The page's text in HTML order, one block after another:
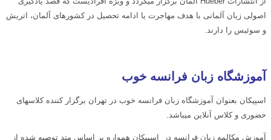
اصولی زبان آلمانی با هدف مهاجرت یا ادامه تحصیل در کشورهای آلمان، اتریش
و سوئیس را دارند.
آموزشگاه زبان فرانسه خوب
اسپیکان بعنوان آموزشگاه زبان فرانسه خوب در تهران برگزار کننده کلاسهای
حضوری و کلاس آنلاین میباشد.
آموزش مکالمه زبان فرانسه در اسپیکان همواره بر اساس متد توصیه شده از